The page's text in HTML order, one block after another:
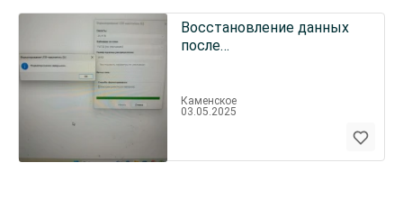
Восстановление данных
после
Каменское
03.05.2025